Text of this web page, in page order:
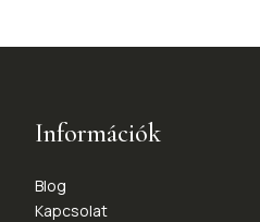
Információk
Blog
Kapcsolat